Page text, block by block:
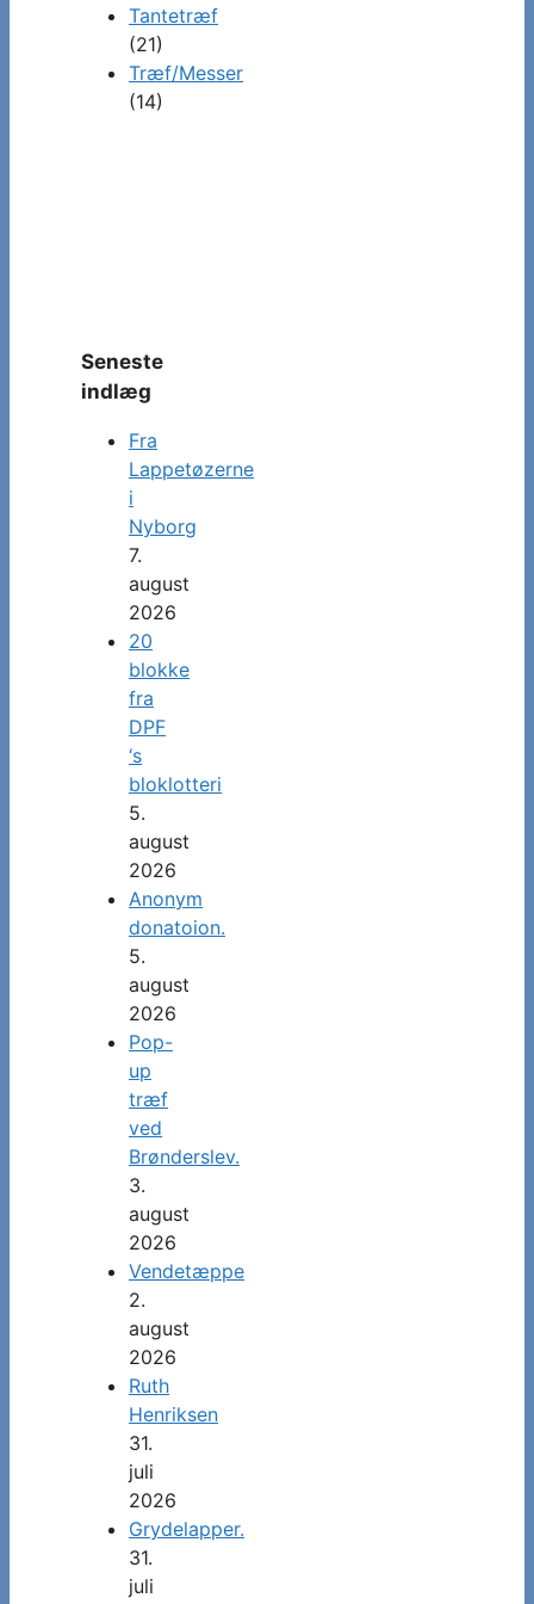
Tantetræf
(21)
Træf/Messer
(14)
Seneste
indlæg
Fra
Lappetøzerne
i
Nyborg
7.
august
2026
20
blokke
fra
DPF
‘s
bloklotteri
5.
august
2026
Anonym
donatoion.
5.
august
2026
Pop-
up
træf
ved
Brønderslev.
3.
august
2026
Vendetæppe
2.
august
2026
Ruth
Henriksen
31.
juli
2026
Grydelapper.
31.
juli